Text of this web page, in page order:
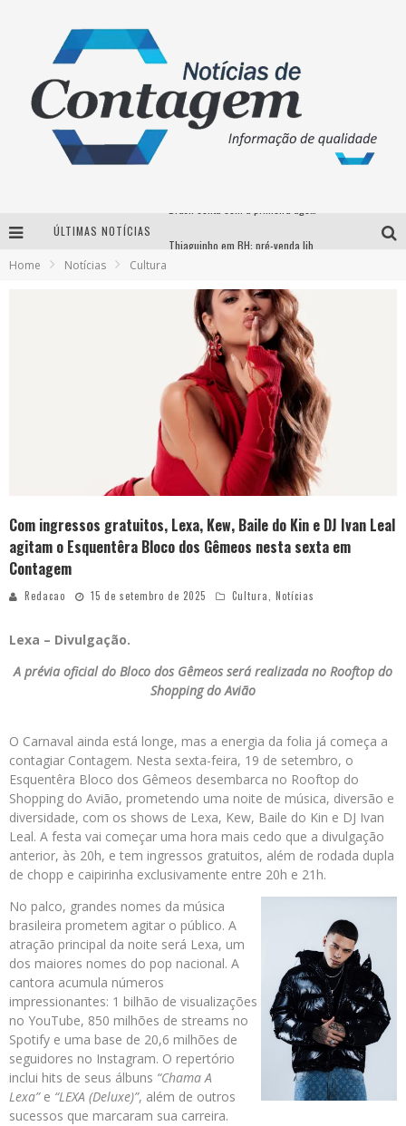
ÚLTIMAS NOTÍCIAS
Brasil conta com a primeira agência especializada exclusivamente no setor de bebidas
Home Notícias Cultura
Com ingressos gratuitos, Lexa, Kew, Baile do Kin e DJ Ivan Leal
agitam o Esquentêra Bloco dos Gêmeos nesta sexta em
Contagem
Redacao 15 de setembro de 2025 Cultura, Notícias
Lexa – Divulgação.
A prévia oficial do Bloco dos Gêmeos será realizada no Rooftop do
Shopping do Avião
O Carnaval ainda está longe, mas a energia da folia já começa a
contagiar Contagem. Nesta sexta-feira, 19 de setembro, o
Esquentêra Bloco dos Gêmeos desembarca no Rooftop do
Shopping do Avião, prometendo uma noite de música, diversão e
diversidade, com os shows de Lexa, Kew, Baile do Kin e DJ Ivan
Leal. A festa vai começar uma hora mais cedo que a divulgação
anterior, às 20h, e tem ingressos gratuitos, além de rodada dupla
de chopp e caipirinha exclusivamente entre 20h e 21h.
No palco, grandes nomes da música
brasileira prometem agitar o público. A
atração principal da noite será Lexa, um
dos maiores nomes do pop nacional. A
cantora acumula números
impressionantes: 1 bilhão de visualizações
no YouTube, 850 milhões de streams no
Spotify e uma base de 20,6 milhões de
seguidores no Instagram. O repertório
inclui hits de seus álbuns “Chama A
Lexa”e “LEXA (Deluxe)”, além de outros
sucessos que marcaram sua carreira.